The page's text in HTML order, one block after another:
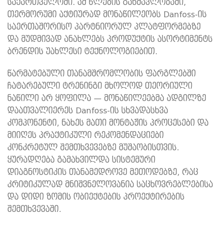
საქართველოში. ამ წლების განმავლობაში,
თერმორუმი აქტიურად მონაწილეობს Danfoss-ის
საერთაშორისო პარტნიორულ პლატფორმებზე
და მუდმივად ანახლებს პროდუქტის ასორტიმენტს
ბრენდის უახლესი ტექნოლოგიებით.
წარმატებული თანამშრომლობის ფარგლებში
ჩატარებული ტრენინგი მხოლოდ თეორიული
ნაწილი არ ყოფილა — მონაწილეებმა ადგილზე
დაათვალიერეს Danfoss-ის სხვადასხვა
კომპონენტი, ნახეს მათი მონტაჟის პროცესები და
მიიღეს პრაქტიკული რეკომენდაციები
კონკრეტულ შემთხვევებზე მუშაობისთვის.
ყურადღება გამახვილდა სისტემური
დიაგნოსტიკის თანამედროვე მეთოდებზე, რაც
კრიტიკულად მნიშვნელოვანია საცხოვრებლებისა
და დიდი ზომის ობიექტების პროექტირების
შემთხვევაში.